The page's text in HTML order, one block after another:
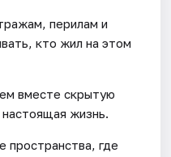
перилам и
кто жил на этом
вместе скрытую
жизнь.
пространства, где